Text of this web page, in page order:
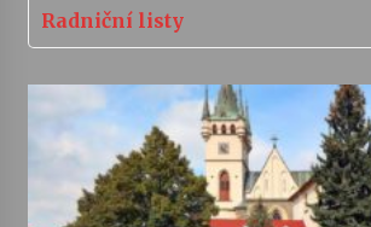
Radniční listy